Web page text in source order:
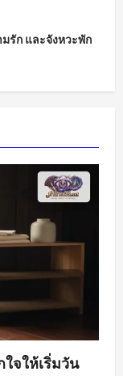
รัก และจังหวะพัก
จให้เริ่มวัน